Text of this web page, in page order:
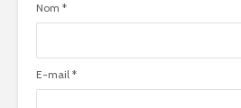
Nom *
E-mail *